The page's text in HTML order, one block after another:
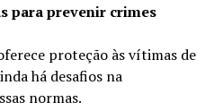
para prevenir crimes
proteção às vítimas de
há desafios na
normas.